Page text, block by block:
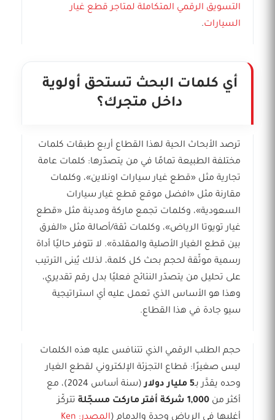
التسويق الرقمي المتكاملة لمتاجر قطع غيار
السيارات.
أي كلمات البحث تستحق أولوية
داخل متجرك؟
ترصد الأبحاث الحية لهذا القطاع أربع طبقات كلمات
مختلفة الطبيعة تمامًا في من يتصدّرها: كلمات عامة
تجارية مثل «قطع غيار سيارات اونلاين»، وكلمات
مقارنة مثل «افضل موقع قطع غيار سيارات
السعودية»، وكلمات تجمع ماركة ومدينة مثل «قطع
غيار تويوتا الرياض»، وكلمات ثقة/أصالة مثل «الفرق
بين قطع الغيار الأصلية والمقلدة». لا تتوفر حاليًا أداة
رسمية موثّقة لحجم بحث كل كلمة، لذلك يُبنى الترتيب
على تحليل من يتصدّر النتائج فعليًا بدل رقم تقديري،
وهذا هو الأساس الذي تعمل عليه أي استراتيجية
سيو جادة في هذا القطاع.
حجم الطلب الرقمي الذي تتنافس عليه هذه الكلمات
ليس صغيرًا: قطاع التجزئة الإلكتروني لقطع الغيار
وحده يقدَّر بـ5 مليار دولار
(سنة أساس 2024)، مع
أكثر من 1,000 شركة أفتر ماركت مسجّلة
تتركّز
أغلبها في الرياض وجدة والدمام (
المصدر: Ken